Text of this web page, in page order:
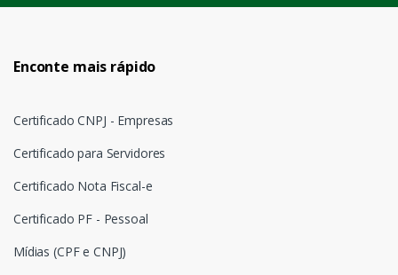
Enconte mais rápido
Certificado CNPJ - Empresas
Certificado para Servidores
Certificado Nota Fiscal-e
Certificado PF - Pessoal
Mídias (CPF e CNPJ)